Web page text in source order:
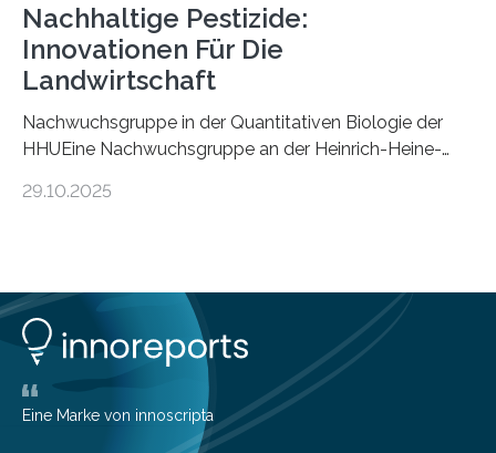
Nachhaltige Pestizide:
Innovationen Für Die
Landwirtschaft
Nachwuchsgruppe in der Quantitativen Biologie der
HHUEine Nachwuchsgruppe an der Heinrich-Heine-
fünf Jahren erforschen, wie Bakterien auf
Insektenblume. Das Bundesministerium für Forschung,
Technologie und Raumfahrt (BMFTR) fördert das
Projekt im Rahmen der Nationalen
Bioökonomiestrategie mit rund 2,7 Millionen Euro.
Pestizide sind äußerst wichtig, um die globale
Ernährung zu sichern. Ohne sie besteht die weltweite
29.10.2025
Eine Marke von innoscripta